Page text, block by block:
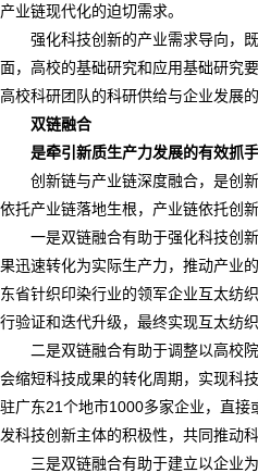
产业链现代化的迫切需求。
强化科技创新的产业需求导向，
面，高校的基础研究和应用基础研究
高校科研团队的科研供给与企业发展
双链融合
是牵引新质生产力发展的有效抓手
创新链与产业链深度融合，是创
依托产业链落地生根，产业链依托创新
一是双链融合有助于强化科技创
果迅速转化为实际生产力，推动产业
东省针织印染行业的领军企业互太纺
行验证和迭代升级，最终实现互太纺
二是双链融合有助于调整以高校
会缩短科技成果的转化周期，实现科
驻广东21个地市1000多家企业，直
发科技创新主体的积极性，共同推动
三是双链融合有助于建立以企业